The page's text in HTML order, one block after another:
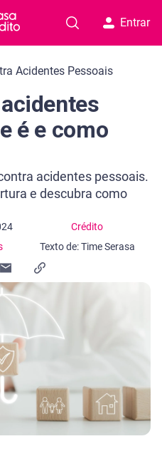
Entrar
Acidentes Pessoais
é e como
acidentes pessoais.
e descubra como
Crédito
Texto de: Time Serasa